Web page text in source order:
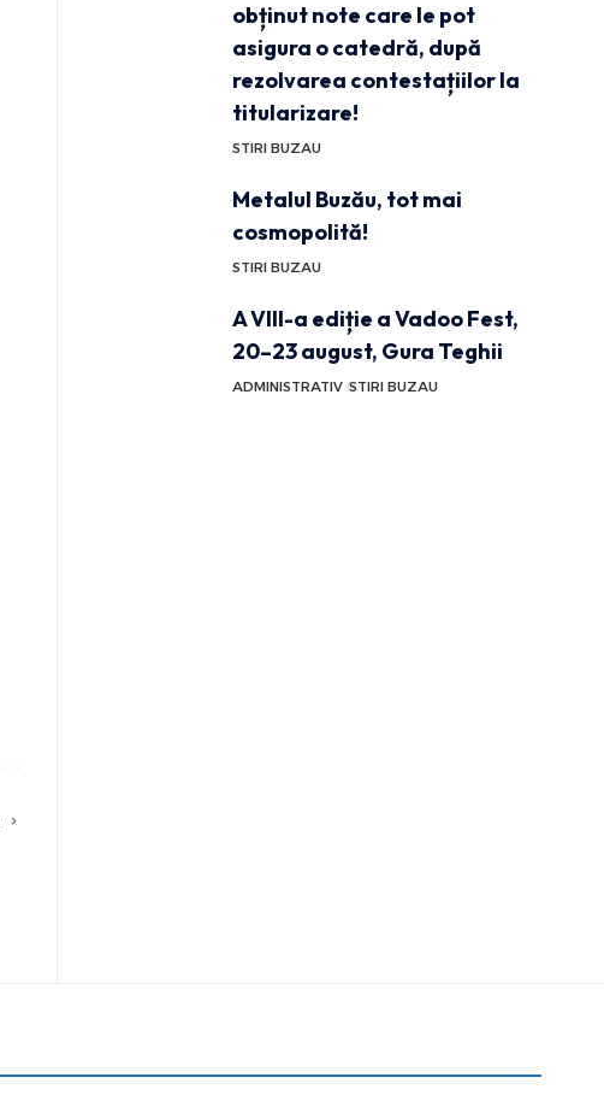
obținut note care le pot
asigura o catedră, după
rezolvarea contestațiilor la
titularizare!
STIRI BUZAU
Metalul Buzău, tot mai
cosmopolită!
STIRI BUZAU
A VIII-a ediție a Vadoo Fest,
20–23 august, Gura Teghii
ADMINISTRATIV STIRI BUZAU